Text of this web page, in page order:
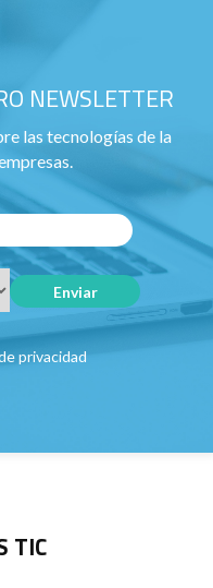
NEWSLETTER
las tecnologías de la
privacidad
TIC